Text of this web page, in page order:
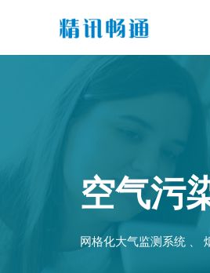
空气污
网格化大气监测系统 、